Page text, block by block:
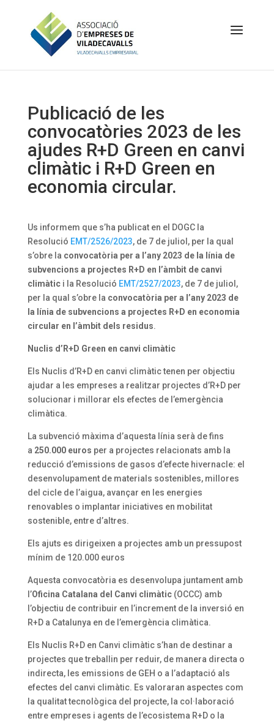
Publicació de les
convocatòries 2023 de les
ajudes R+D Green en canvi
climàtic i R+D Green en
economia circular.
Us informem que s’ha publicat en el DOGC la
Resolució EMT/2526/2023, de 7 de juliol, per la qual
s’obre la convocatòria per a l’any 2023 de la línia de
subvencions a projectes R+D en l’àmbit de canvi
climàtici la Resolució EMT/2527/2023, de 7 de juliol,
per la qual s’obre la convocatòria per a l’any 2023 de
la línia de subvencions a projectes R+D en economia
circular en l’àmbit dels residus.
Nuclis d’R+D Green en canvi climàtic
Els Nuclis d’R+D en canvi climàtic tenen per objectiu
ajudar a les empreses a realitzar projectes d’R+D per
solucionar i millorar els efectes de l’emergència
climàtica.
La subvenció màxima d’aquesta línia serà de fins
a 250.000 euros per a projectes relacionats amb la
reducció d’emissions de gasos d’efecte hivernacle: el
desenvolupament de materials sostenibles, millores
del cicle de l’aigua, avançar en les energies
renovables o implantar iniciatives en mobilitat
sostenible, entre d’altres.
Els ajuts es dirigeixen a projectes amb un pressupost
mínim de 120.000 euros
Aquesta convocatòria es desenvolupa juntament amb
l’Oficina Catalana del Canvi climàtic(OCCC) amb
l’objectiu de contribuir en l’increment de la inversió en
R+D a Catalunya en de l’emergència climàtica.
Els Nuclis R+D en Canvi climàtic s’han de destinar a
projectes que treballin per reduir, de manera directa o
indirecta, les emissions de GEH o a l’adaptació als
efectes del canvi climàtic. Es valoraran aspectes com
la qualitat tecnològica del projecte, la col·laboració
entre empreses i agents de l’ecosistema R+D o la